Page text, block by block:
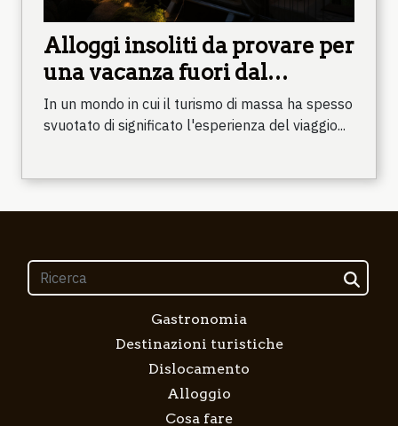
Alloggi insoliti da provare per
una vacanza fuori dal
comune
In un mondo in cui il turismo di massa ha spesso
svuotato di significato l'esperienza del viaggio...
Gastronomia
Destinazioni turistiche
Dislocamento
Alloggio
Cosa fare